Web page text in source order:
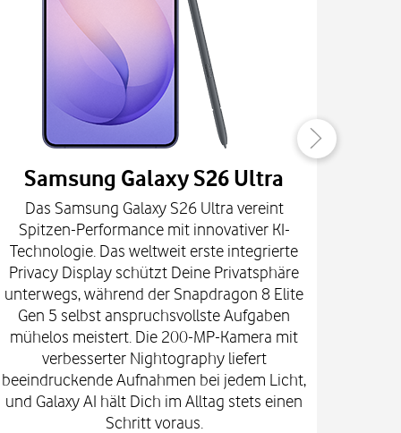
Samsung Galaxy S26 Ultra
Das Samsung Galaxy S26 Ultra vereint
Spitzen-Performance mit innovativer KI-
Technologie. Das weltweit erste integrierte
Privacy Display schützt Deine Privatsphäre
unterwegs, während der Snapdragon 8 Elite
Gen 5 selbst anspruchsvollste Aufgaben
mühelos meistert. Die 200-MP-Kamera mit
verbesserter Nightography liefert
beeindruckende Aufnahmen bei jedem Licht,
und Galaxy AI hält Dich im Alltag stets einen
Schritt voraus.